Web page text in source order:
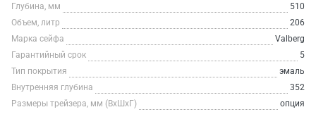
Глубина, мм
510
Объем, литр
206
Марка сейфа
Valberg
Гарантийный срок
5
Тип покрытия
эмаль
Внутренняя глубина
352
Размеры трейзера, мм (ВхШхГ)
опция